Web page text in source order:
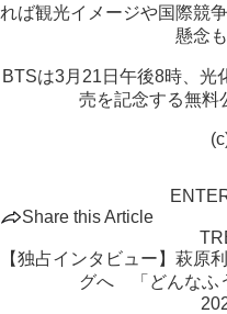
れば観光イメージや国際競
懸念
BTSは3月21日午後8時、光
売を記念する無料
Share this Article
【独占インタビュー】萩原
グへ 「どんなふ